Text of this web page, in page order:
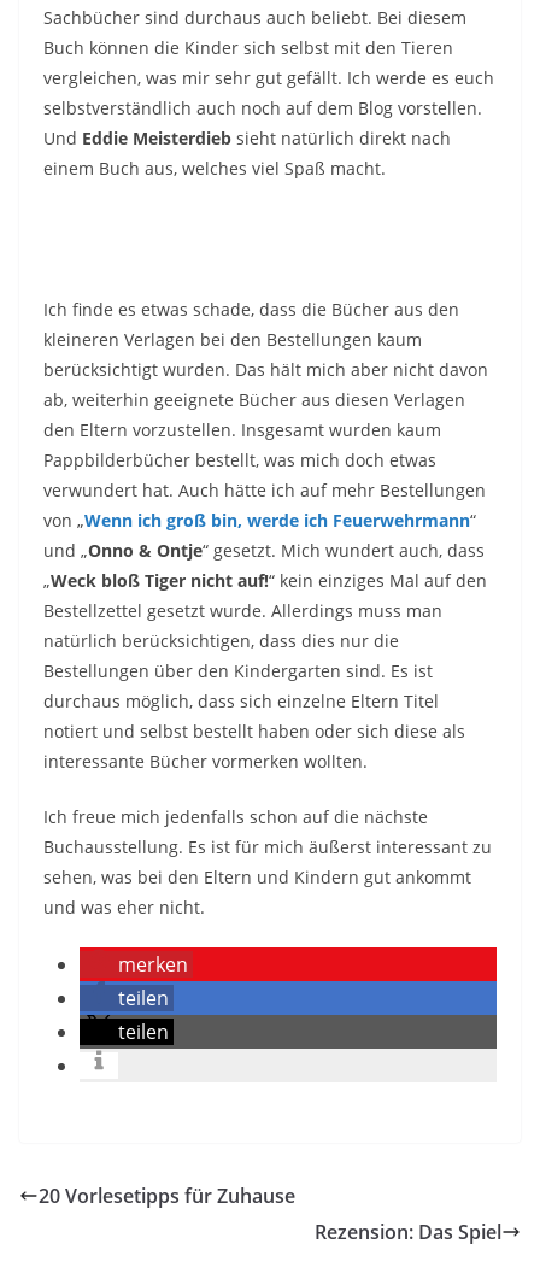
Sachbücher sind durchaus auch beliebt. Bei diesem
Buch können die Kinder sich selbst mit den Tieren
vergleichen, was mir sehr gut gefällt. Ich werde es euch
selbstverständlich auch noch auf dem Blog vorstellen.
Und Eddie Meisterdieb sieht natürlich direkt nach
einem Buch aus, welches viel Spaß macht.
Ich finde es etwas schade, dass die Bücher aus den
kleineren Verlagen bei den Bestellungen kaum
berücksichtigt wurden. Das hält mich aber nicht davon
ab, weiterhin geeignete Bücher aus diesen Verlagen
den Eltern vorzustellen. Insgesamt wurden kaum
Pappbilderbücher bestellt, was mich doch etwas
verwundert hat. Auch hätte ich auf mehr Bestellungen
von „Wenn ich groß bin, werde ich Feuerwehrmann“
und „Onno & Ontje“ gesetzt. Mich wundert auch, dass
„Weck bloß Tiger nicht auf!“ kein einziges Mal auf den
Bestellzettel gesetzt wurde. Allerdings muss man
natürlich berücksichtigen, dass dies nur die
Bestellungen über den Kindergarten sind. Es ist
durchaus möglich, dass sich einzelne Eltern Titel
notiert und selbst bestellt haben oder sich diese als
interessante Bücher vormerken wollten.
Ich freue mich jedenfalls schon auf die nächste
Buchausstellung. Es ist für mich äußerst interessant zu
sehen, was bei den Eltern und Kindern gut ankommt
und was eher nicht.
merken
teilen
teilen
20 Vorlesetipps für Zuhause
Rezension: Das Spiel